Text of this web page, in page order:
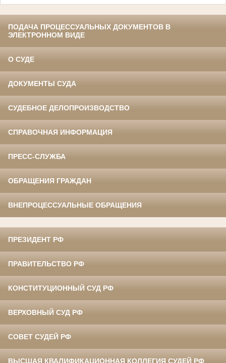
ПОДАЧА ПРОЦЕССУАЛЬНЫХ ДОКУМЕНТОВ В
ЭЛЕКТРОННОМ ВИДЕ
О СУДЕ
ДОКУМЕНТЫ СУДА
СУДЕБНОЕ ДЕЛОПРОИЗВОДСТВО
СПРАВОЧНАЯ ИНФОРМАЦИЯ
ПРЕСС-СЛУЖБА
ОБРАЩЕНИЯ ГРАЖДАН
ВНЕПРОЦЕССУАЛЬНЫЕ ОБРАЩЕНИЯ
ПРЕЗИДЕНТ РФ
ПРАВИТЕЛЬСТВО РФ
КОНСТИТУЦИОННЫЙ СУД РФ
ВЕРХОВНЫЙ СУД РФ
СОВЕТ СУДЕЙ РФ
ВЫСШАЯ КВАЛИФИКАЦИОННАЯ КОЛЛЕГИЯ СУДЕЙ РФ